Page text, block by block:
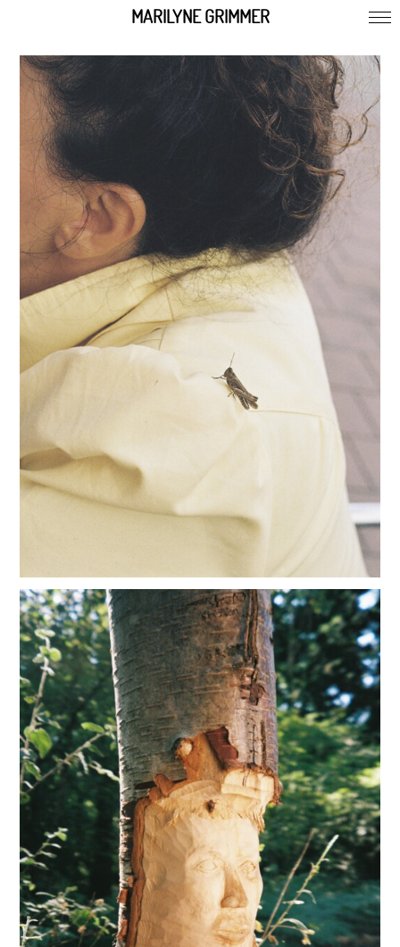
MARILYNE GRIMMER